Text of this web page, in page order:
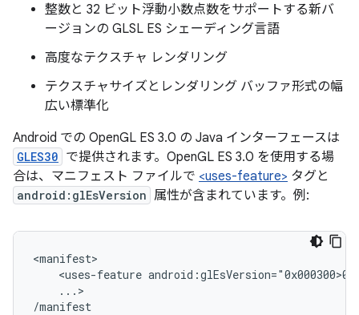
整数と 32 ビット浮動小数点数をサポートする新バ
ージョンの GLSL ES シェーディング言語
高度なテクスチャ レンダリング
テクスチャサイズとレンダリング バッファ形式の幅
広い標準化
Android での OpenGL ES 3.0 の Java インターフェースは
GLES30 で提供されます。OpenGL ES 3.0 を使用する場
合は、マニフェスト ファイルで <uses-feature> タグと
android:glEsVersion 属性が含まれています。例:
<manifest>
<uses-feature
    ...>
/manifest